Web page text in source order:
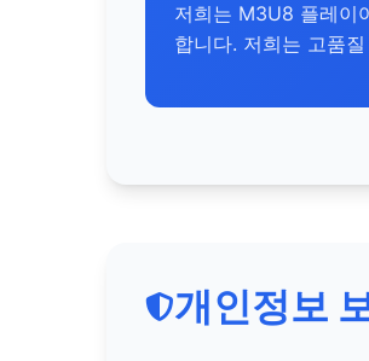
저희는 M3U8 플레이
합니다. 저희는 고품
개인정보